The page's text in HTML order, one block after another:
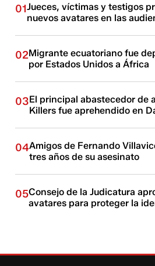
01Jueces, víctimas y testigos
nuevos avatares en las
02Migrante ecuatoriano fue
por Estados Unidos a África
03El principal abastecedor de
Killers fue aprehendido en
04Amigos de Fernando
tres años de su asesinato
05Consejo de la Judicatura
avatares para proteger la